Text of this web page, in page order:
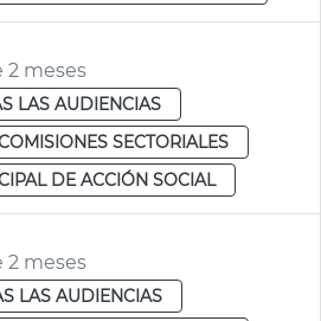
2 meses
LAS AUDIENCIAS
SECTORIALES
DE ACCIÓN SOCIAL
2 meses
LAS AUDIENCIAS